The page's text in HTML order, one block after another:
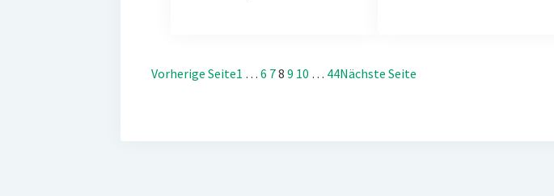
Vorherige Seite1 … 6 78 9 10 … 44Nächste Seite